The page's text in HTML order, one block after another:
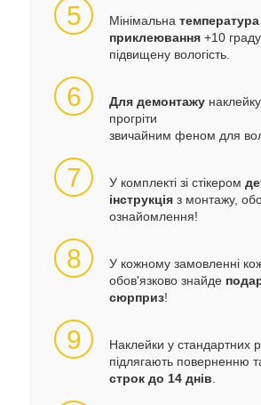
5 Мінімальна температура
приклеювання +10
підвищену вологість.
6 Для демонтажу
прогріти
звичайним феном для
7 У комплекті зі стікером
інструкція з монтажу,
ознайомлення!
8
У кожному замовленні
обов'язково знайде
сюрприз!
9
Наклейки у стандартних
підлягають поверненню
строк до 14 днів